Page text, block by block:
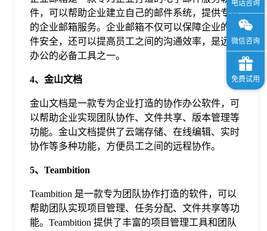
件，可以帮助企业建立自己的邮件系统，提供专业
的企业邮箱服务。企业邮箱不仅可以保障企业的邮
件安全，还可以提高员工之间的沟通效率，是远程
办公的必备工具之一。
4、金山文档
金山文档是一款专为企业打造的协作办公软件，可
以帮助企业实现团队协作、文件共享、版本管理等
功能。金山文档提供了云端存储、在线编辑、实时
协作等多种功能，方便员工之间的远程协作。
5、Teambition
Teambition 是一款专为团队协作打造的软件，可以
帮助团队实现项目管理、任务分配、文件共享等功
能。Teambition 提供了丰富的项目管理工具和团队